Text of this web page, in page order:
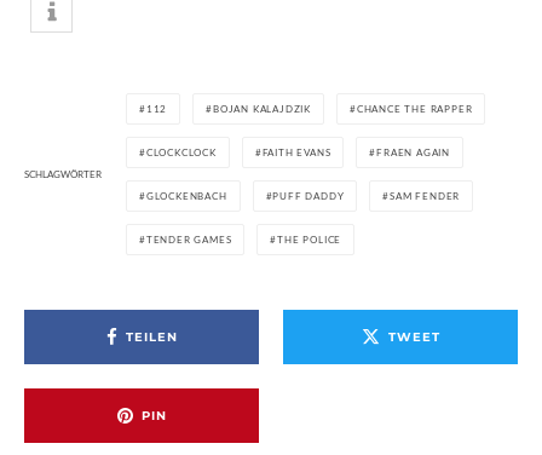
SCHLAGWÖRTER
112 BOJAN KALAJDZIK CHANCE THE RAPPER
CLOCKCLOCK FAITH EVANS FRAEN AGAIN
GLOCKENBACH PUFF DADDY SAM FENDER
TENDER GAMES THE POLICE
TEILEN TWEET
PIN